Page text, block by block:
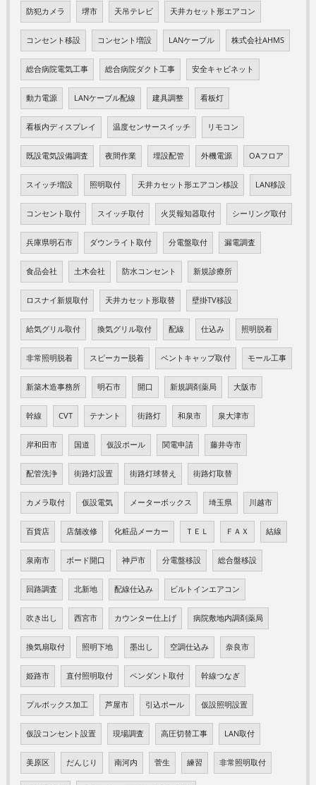
防犯カメラ 堺市 天吊テレビ 天井カセット形エアコン
コンセント移設 コンセント増設 LANケーブル 株式会社AHMS
総合病院電気工事 総合病院ダクト工事 安全キャビネット
動力電源 LANケーブル配線 建具調整 看板灯
看板内ディスプレイ 温度センサースイッチ リモコン
既設電気設備調査 夜間作業 埋設配管 外機電源 OAフロア
スイッチ増設 照明取付 天井カセット形エアコン移設 LAN移設
コンセント取付 スイッチ取付 火災報知器取付 シーリング取付
兵庫県明石市 ダウンライト取付 分電盤取付 漏電調査
食品会社 土木会社 防水コンセント 新規診療所
ロスナイ新規取付 天井カセット形取替 壁掛TV移設
給気グリル取付 換気グリル取付 配線 仕込み 照明脱着
非常照明脱着 スピーカー脱着 ベントキャップ取付 モール工事
新築木造事務所 明石市 開口 新規調剤薬局 大阪市
幹線 CVT テナント 街路灯 和泉市 泉大津市
岸和田市 国道 仮設ポール 関電申請 藤井寺市
配管洗浄 街路灯設置 街路灯球替え 街路灯取替
カメラ取付 仮設電気 メーターボックス 埼玉県 川越市
百貨店 店舗改修 化粧品メーカー ＴＥＬ ＦＡＸ 結線
泉南市 ボード開口 神戸市 分電盤移設 総合盤移設
回路調査 北新地 配線仕込み ビルトインエアコン
吹き出し 西宮市 カウンター仕上げ 病院敷地内調剤薬局
換気扇取付 照明下地 墨出し 空調仕込み 奈良市
姫路市 直付照明取付 ペンダント取付 幹線つなぎ
プルボックス加工 芦屋市 引込ポール 仮設照明設置
仮設コンセント設置 現場調査 高圧切替工事 LAN取付
美原区 だんじり 南河内 菅生 練習 非常照明取付